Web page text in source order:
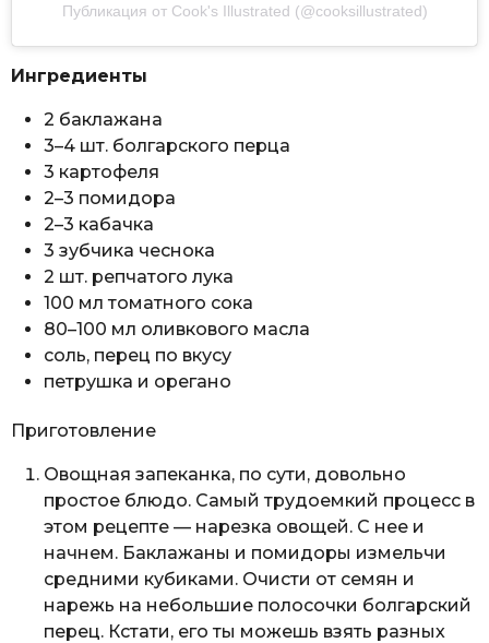
Публикация от Cook's Illustrated (@cooksillustrated)
Ингредиенты
2 баклажана
3–4 шт. болгарского перца
3 картофеля
2–3 помидора
2–3 кабачка
3 зубчика чеснока
2 шт. репчатого лука
100 мл томатного сока
80–100 мл оливкового масла
соль, перец по вкусу
петрушка и орегано
Приготовление
Овощная запеканка, по сути, довольно
простое блюдо. Самый трудоемкий процесс в
этом рецепте — нарезка овощей. С нее и
начнем. Баклажаны и помидоры измельчи
средними кубиками. Очисти от семян и
нарежь на небольшие полосочки болгарский
перец. Кстати, его ты можешь взять разных